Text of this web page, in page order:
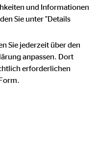
der
dass man am besten
folgt.
für uns der Schlüssel
ist abwechslungsreich,
Lösungen braucht.
und Informationen
Sie unter "Details
Sie jederzeit über den
anpassen. Dort
erforderlichen